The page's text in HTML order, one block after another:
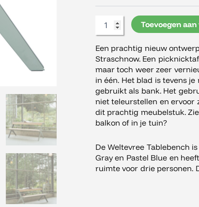
Toevoegen
Een prachtig nieuw
Straschnow. Een
maar toch weer zeer
in één. Het blad is tevens
gebruikt als bank. Het
niet teleurstellen en ervoor
dit prachtig meubelstuk.
balkon of in je tuin?
De Weltevree Tablebench
Gray en Pastel Blue en
ruimte voor drie personen.